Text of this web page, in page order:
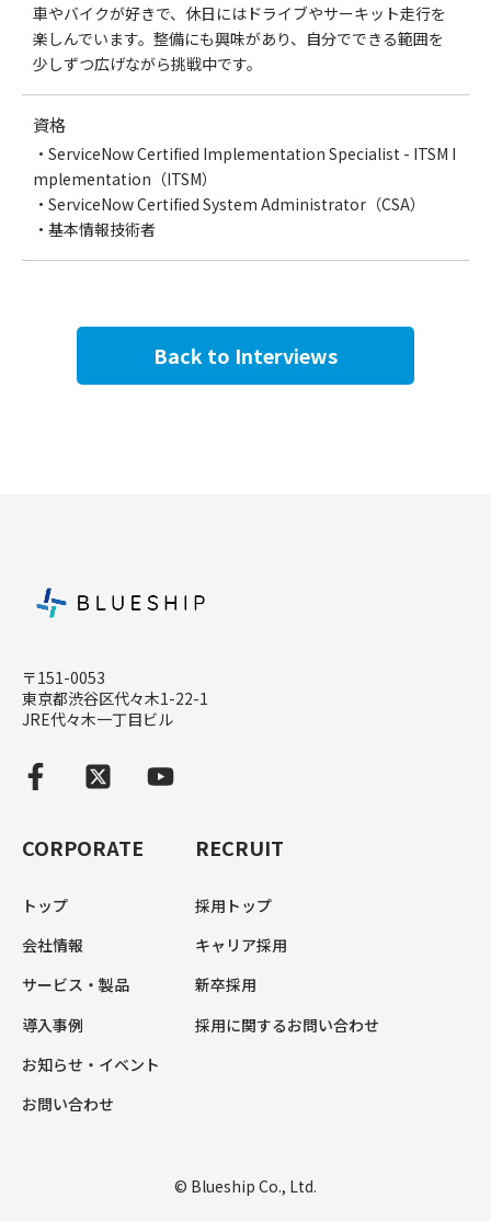
車やバイクが好きで、休日にはドライブやサーキット走行を
楽しんでいます。整備にも興味があり、自分でできる範囲を
少しずつ広げながら挑戦中です。
資格
・ServiceNow Certified Implementation Specialist - ITSM I
mplementation（ITSM）
・ServiceNow Certified System Administrator（CSA）
・基本情報技術者
Back to Interviews
〒151-0053
東京都渋谷区代々木1-22-1
JRE代々木一丁目ビル
CORPORATE
トップ
会社情報
サービス・製品
導入事例
お知らせ・イベント
お問い合わせ
RECRUIT
採用トップ
キャリア採用
新卒採用
採用に関するお問い合わせ
© Blueship Co., Ltd.